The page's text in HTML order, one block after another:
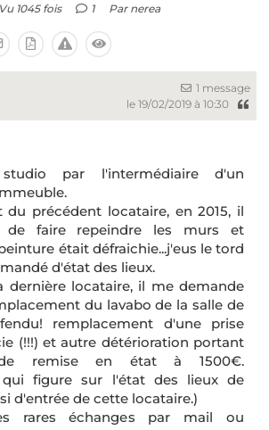
Vu 1045 fois 1 Par nerea
1 message
le 19/02/2019 à 10:30
par l'intermédiaire d'un
du précédent locataire, en 2015, il
de faire repeindre les murs et
était défraichie...j'eus le tord
d'état des lieux.
dernière locataire, il me demande
du lavabo de la salle de
remplacement d'une prise
(!!!) et autre détérioration portant
remise en état à 1500€.
qui figure sur l'état des lieux de
d'entrée de cette locataire.)
rares échanges par mail ou